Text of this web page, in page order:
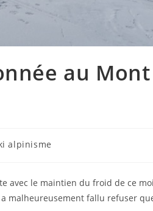
au
alpinisme
avec le maintien du froid de ce
malheureusement fallu refuser